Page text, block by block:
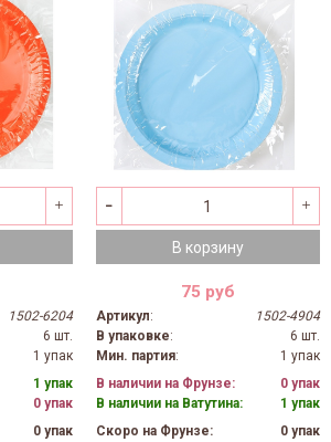
1502-6204
6 шт.
1 упак
1 упак
0 упак
0 упак
В корзину
75 руб
Артикул:
1502-4904
В упаковке:
6 шт.
Мин. партия:
1 упак
В наличии на Фрунзе:
0 упак
В наличии на Ватутина:
1 упак
Скоро на Фрунзе:
0 упак